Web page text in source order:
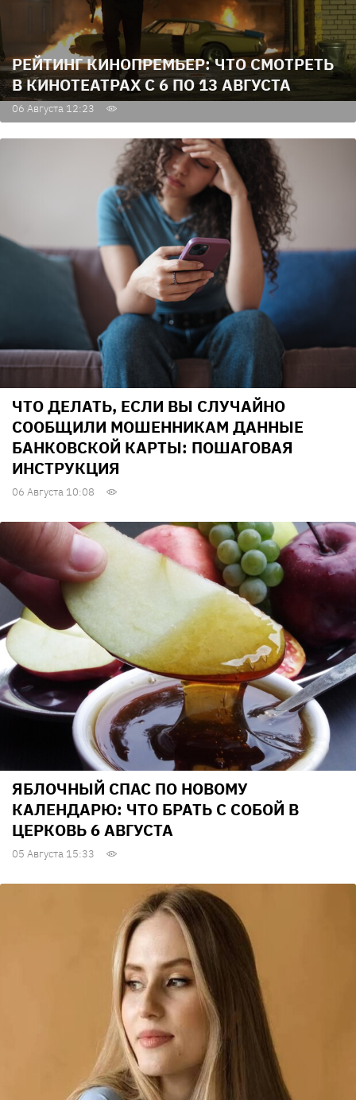
РЕЙТИНГ КИНОПРЕМЬЕР: ЧТО СМОТРЕТЬ
В КИНОТЕАТРАХ С 6 ПО 13 АВГУСТА
06 Августа 12:23
ЧТО ДЕЛАТЬ, ЕСЛИ ВЫ СЛУЧАЙНО
СООБЩИЛИ МОШЕННИКАМ ДАННЫЕ
БАНКОВСКОЙ КАРТЫ: ПОШАГОВАЯ
ИНСТРУКЦИЯ
06 Августа 10:08
ЯБЛОЧНЫЙ СПАС ПО НОВОМУ
КАЛЕНДАРЮ: ЧТО БРАТЬ С СОБОЙ В
ЦЕРКОВЬ 6 АВГУСТА
05 Августа 15:33